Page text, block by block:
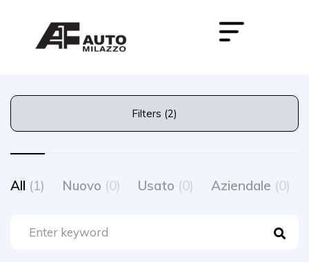
Filters (2)
All (1) Nuovo (0) Usato (0) Aziendale (0)